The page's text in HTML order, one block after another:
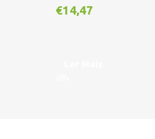
€14,47